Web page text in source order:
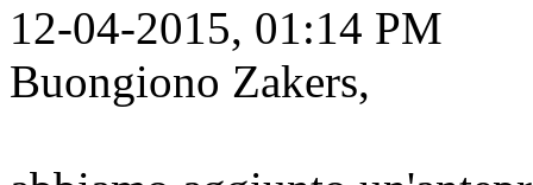
12-04-2015, 01:14 PM
Buongiono Zakers,